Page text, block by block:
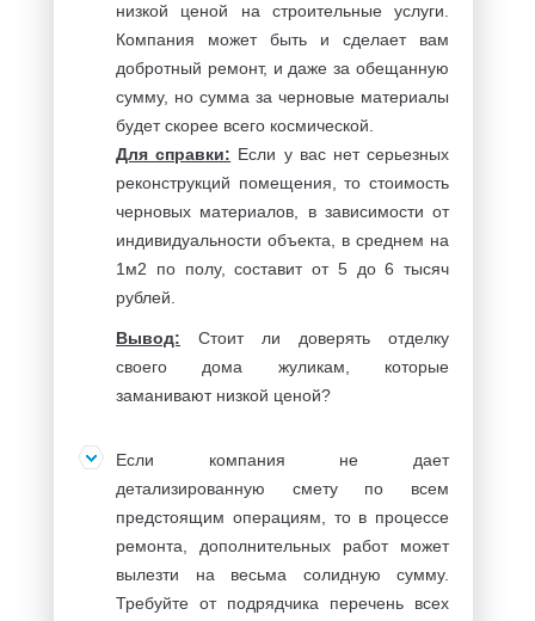
низкой ценой на строительные услуги.
Компания может быть и сделает вам
добротный ремонт, и даже за обещанную
сумму, но сумма за черновые материалы
будет скорее всего космической.
Для справки: Если у вас нет серьезных
реконструкций помещения, то стоимость
черновых материалов, в зависимости от
индивидуальности объекта, в среднем на
1м2 по полу, составит от 5 до 6 тысяч
рублей.
Вывод: Стоит ли доверять отделку
своего дома жуликам, которые
заманивают низкой ценой?
Если компания не дает
детализированную смету по всем
предстоящим операциям, то в процессе
ремонта, дополнительных работ может
вылезти на весьма солидную сумму.
Требуйте от подрядчика перечень всех